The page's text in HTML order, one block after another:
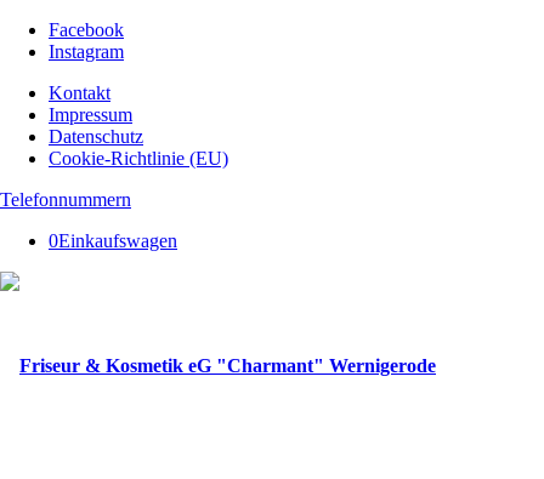
Facebook
Instagram
Kontakt
Impressum
Datenschutz
Cookie-Richtlinie (EU)
Telefonnummern
0Einkaufswagen